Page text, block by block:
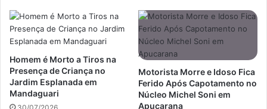
Homem é Morto a Tiros na
Presença de Criança no
Jardim Esplanada em
Mandaguari
Motorista Morre e Idoso Fica
Ferido Após Capotamento no
Núcleo Michel Soni em
Apucarana